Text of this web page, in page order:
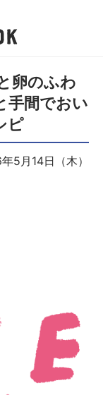
卵のふわ
手間でおい
ピ
5月14日（木）